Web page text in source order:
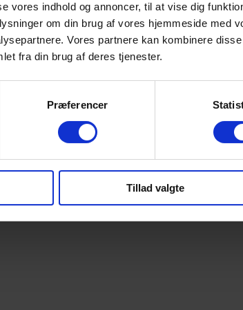
vores indhold og annoncer, til at vise dig
om din brug af vores hjemmeside med
Vores partnere kan kombinere
fra din brug af deres tjenester.
Præferencer
Tillad valgte